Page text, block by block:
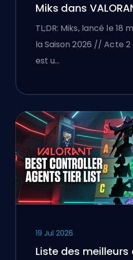
Miks dans
expliquées
TL;DR: Miks, lancé le 18
la Saison 2026 // Acte 2
est u…
19 Jul 2026
Liste des